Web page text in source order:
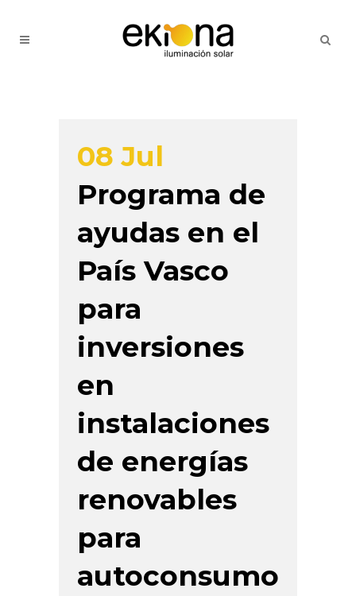
08 Jul
Programa de
ayudas en el
País Vasco
para
inversiones
en
instalaciones
de energías
renovables
para
autoconsumo